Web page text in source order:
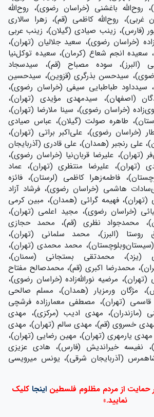
روح‌الله باغشنی (خراسان رضوی)، روح‌الله
غربی)، روح‌الله کاظمی (قم)، زهرا سالاری
(فارس)، زینب صیادی (گیلان)، زینب عربی
(خراسان رضوی)، سعید جلالیان (تهران)،
سعیده انجم شعاع (کرمان)، سعیده توکل‌‍نیا
(البرز)، سوده مصباح (قم)، سيدسجاد
سیدحسن بذرگری (قزوین)، سیدحسین
سیدداود طباطبایی سیفی (خراسان رضوی)،
(اصفهان)، سیدمهدی مؤیدی (تهران)،
(خراسان رضوی)، سینا ملارضا (تهران)،
طاهره صولت (گیلان)، عباس صیادی
(خراسان رضوی)، علی‌اکبر براتی (تهران)،
علی رنجبر (همدان)، علی قادری (آذربایجان
(تهران)، علیرضا قربان‌نیا (خراسان رضوی)،
(تهران)، علیرضا منتظری (تهران)، عماد
فاطمه‌زهرا کاظمی (لرستان)، فائزه
هاشمی (خراسان رضوی)، فرشاد آزاد
(تهران)، فهیمه گرائی (همدان)، مبین کرمی
(خراسان رضوی)، مجید اعلمی (تهران)،
محمدجواد نظری (قم)، محمد حجازی
(البرز)، محمد سلمانی (تهران)،
محمد محمدی (تهران)،
(یزد)، محمدتقی بستجانی (سمنان)،
محمدرضا اکبری (قم)، محمدصالح مفتاح
مرضیه نورالله‌زاده (خراسان رضوی)،
مژگان ورمزیار (همدان)، مسلم صالحی
(تهران)، مصطفی معمارزاده فرشچی
(مازندران)، مهدی ادیب (مرکزی)، مهدی
خسروی (قم)، مهدی سالم (تهران)، مهدی
مهدی یارمهری (تهران)، مهین رضایی (تهران)،
نفیسه خیراندیش (فارس)، هادی عزیزی
(آذربایجان شرقی)، یونس میرویسی
حمایت از مردم مظلوم فلسطین اینجا کلیک
نمایید.»